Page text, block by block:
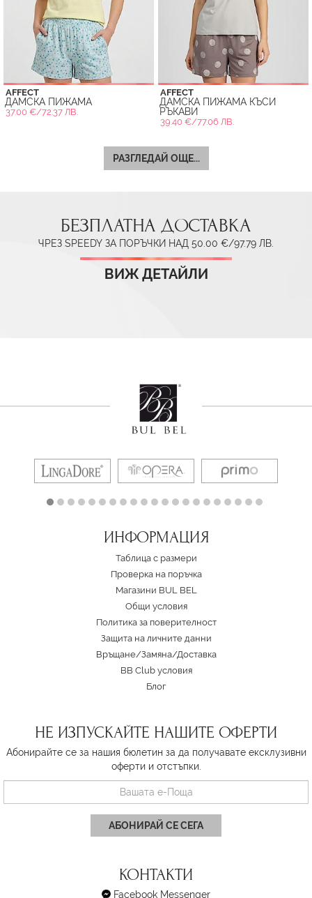
AFFECT
ДАМСКА ПИЖАМА
37.00 €/72.37 ЛВ.
AFFECT
ДАМСКА ПИЖАМА КЪСИ
РЪКАВИ
39.40 €/77.06 ЛВ.
РАЗГЛЕДАЙ ОЩЕ...
БЕЗПЛАТНА ДОСТАВКА
ЧРЕЗ SPEEDY ЗА ПОРЪЧКИ НАД 50.00 €/97.79 ЛВ.
ВИЖ ДЕТАЙЛИ
ИНФОРМАЦИЯ
Таблица с размери
Проверка на поръчка
Магазини BUL BEL
Oбщи условия
Политика за поверителност
Защита на личните данни
Връщане/Замяна/Доставка
BB Club условия
Блог
НЕ ИЗПУСКАЙТЕ НАШИТЕ ОФЕРТИ
Абонирайте се за нашия бюлетин за да получавате ексклузивни
оферти и отстъпки.
АБОНИРАЙ СЕ СЕГА
КОНТАКТИ
Facebook Messenger